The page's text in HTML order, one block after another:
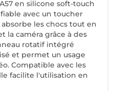
en silicone soft-touch
avec un toucher
les chocs tout en
la caméra grâce à des
rotatif intégré
et permet un usage
Compatible avec les
facilite l'utilisation en